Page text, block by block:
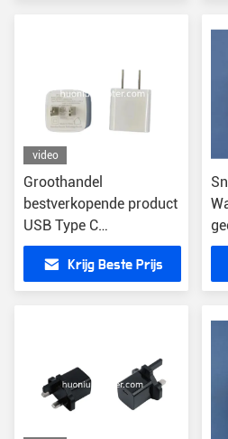
video
Groothandel
bestverkopende product
USB Type C
snellaadtelefoonoplader
PD20W High Powered
Port muuroplader voor
Krijg Beste Prijs